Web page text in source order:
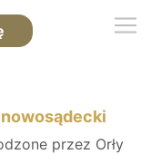
przez Orły